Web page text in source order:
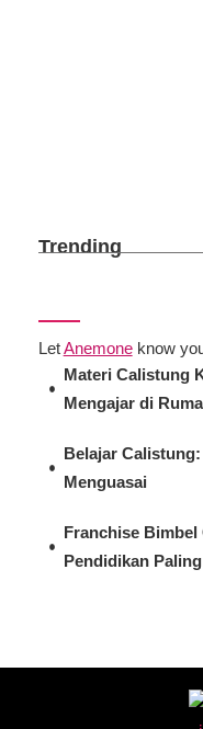
Trending
LetAnemoneknow
Materi Calistung
Mengajar di
Belajar
Menguasai
Franchise
Pendidikan